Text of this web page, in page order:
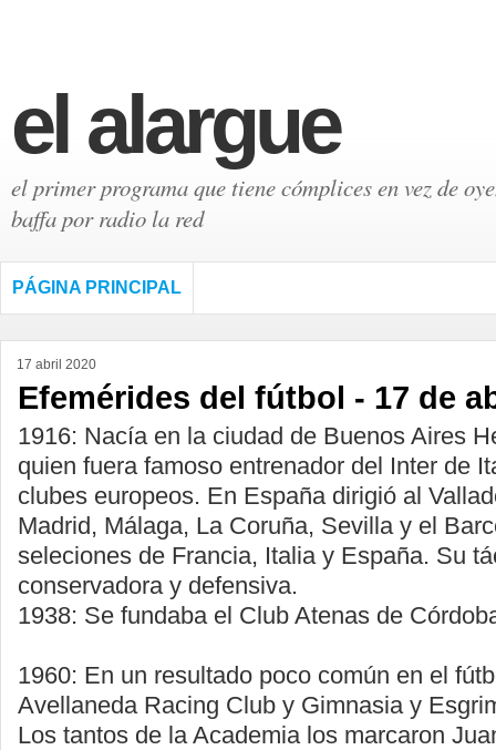
el alargue
el primer programa que tiene cómplices en vez de
baffa por radio la red
PÁGINA PRINCIPAL
17 abril 2020
Efemérides del fútbol - 17 de
1916: Nacía en la ciudad de Buenos Aires
quien fuera famoso entrenador del Inter de
clubes europeos. En España dirigió al
Madrid, Málaga, La Coruña, Sevilla y el
seleciones de Francia, Italia y España. Su
conservadora y defensiva.
1938: Se fundaba el Club Atenas de
1960: En un resultado poco común en el
Avellaneda Racing Club y Gimnasia y
Los tantos de la Academia los marcaron